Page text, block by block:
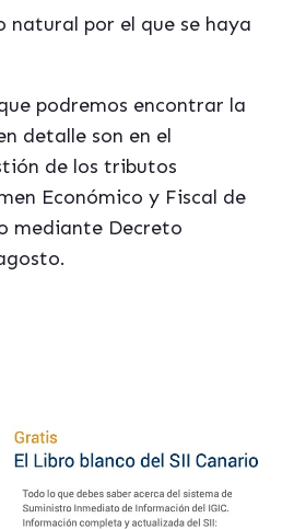
natural por el que se haya
podremos encontrar la
detalle son en el
de los tributos
Económico y Fiscal de
mediante Decreto